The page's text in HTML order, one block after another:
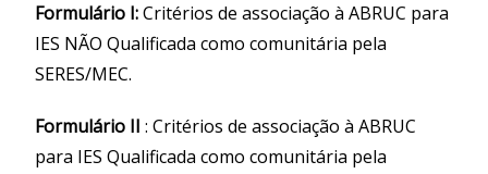
Formulário I:Critérios de associação à ABRUC para
IES NÃO Qualificada como comunitária pela
SERES/MEC.
Formulário II : Critérios de associação à ABRUC
para IES Qualificada como comunitária pela